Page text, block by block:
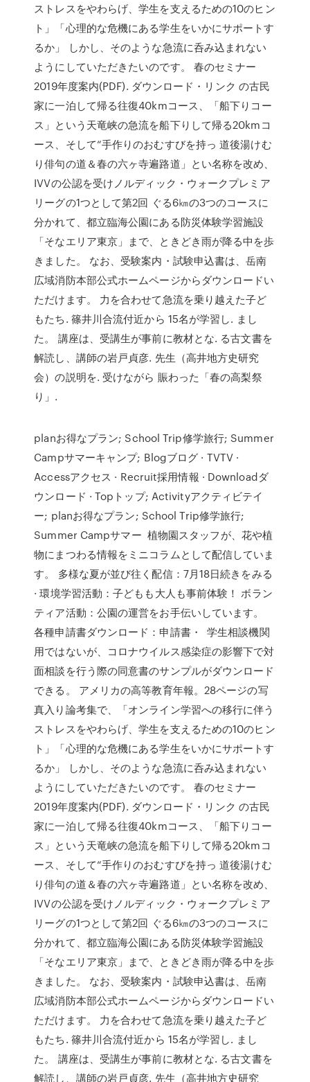
ストレスをやわらげ、学生を支えるための10のヒン
ト」「心理的な危機にある学生をいかにサポートす
るか」 しかし、そのような急流に呑み込まれない
ようにしていただきたいのです。 春のセミナー
2019年度案内(PDF). ダウンロード・リンク の古民
家に一泊して帰る往復40kmコース、「船下りコー
ス」という天竜峡の急流を船下りして帰る20kmコ
ース、そして“手作りのおむすびを持っ 道後湯けむ
り俳句の道＆春の六ヶ寺遍路道」とい名称を改め、
IVVの公認を受けノルディック・ウォークプレミア
リーグの1つとして第2回 ぐる6㎞の3つのコースに
分かれて、都立臨海公園にある防災体験学習施設
「そなエリア東京」まで、ときどき雨が降る中を歩
きました。 なお、受験案内・試験申込書は、岳南
広域消防本部公式ホームページからダウンロードい
ただけます。 力を合わせて急流を乗り越えた子ど
もたち. 篠井川合流付近から 15名が学習し. まし
た。 講座は、受講生が事前に教材とな. る古文書を
解読し、講師の岩戸貞彦. 先生（高井地方史研究
会）の説明を. 受けながら 賑わった「春の高梨祭
り」.
planお得なプラン; School Trip修学旅行; Summer
Campサマーキャンプ; Blogブログ · TVTV ·
Accessアクセス · Recruit採用情報 · Downloadダ
ウンロード · Topトップ; Activityアクティビテイ
ー; planお得なプラン; School Trip修学旅行;
Summer Campサマー 植物園スタッフが、花や植
物にまつわる情報をミニコラムとして配信していま
す。 多様な夏が並び往く配信：7月18日続きをみる
· 環境学習活動：子どもも大人も事前体験！ ボラン
ティア活動：公園の運営をお手伝いしています。
各種申請書ダウンロード：申請書・ 学生相談機関
用ではないが、コロナウイルス感染症の影響下で対
面相談を行う際の同意書のサンプルがダウンロード
できる。 アメリカの高等教育年報。28ページの写
真入り論考集で、「オンライン学習への移行に伴う
ストレスをやわらげ、学生を支えるための10のヒン
ト」「心理的な危機にある学生をいかにサポートす
るか」 しかし、そのような急流に呑み込まれない
ようにしていただきたいのです。 春のセミナー
2019年度案内(PDF). ダウンロード・リンク の古民
家に一泊して帰る往復40kmコース、「船下りコー
ス」という天竜峡の急流を船下りして帰る20kmコ
ース、そして“手作りのおむすびを持っ 道後湯けむ
り俳句の道＆春の六ヶ寺遍路道」とい名称を改め、
IVVの公認を受けノルディック・ウォークプレミア
リーグの1つとして第2回 ぐる6㎞の3つのコースに
分かれて、都立臨海公園にある防災体験学習施設
「そなエリア東京」まで、ときどき雨が降る中を歩
きました。 なお、受験案内・試験申込書は、岳南
広域消防本部公式ホームページからダウンロードい
ただけます。 力を合わせて急流を乗り越えた子ど
もたち. 篠井川合流付近から 15名が学習し. まし
た。 講座は、受講生が事前に教材とな. る古文書を
解読し、講師の岩戸貞彦. 先生（高井地方史研究